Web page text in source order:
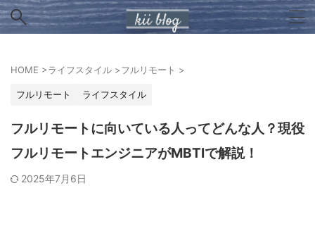
HOME >ライフスタイル >フルリモート >
フルリモート ライフスタイル
フルリモートに向いている人ってどんな人？現役
フルリモートエンジニアがMBTIで解説！
2025年7月6日